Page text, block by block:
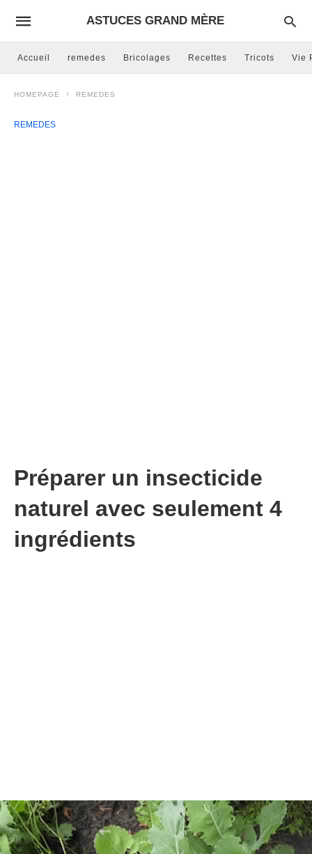
ASTUCES GRAND MÈRE
Accueil remedes Bricolages Recettes Tricots Vie
HOMEPAGE REMEDES
REMEDES
Préparer un insecticide
naturel avec seulement 4
ingrédients